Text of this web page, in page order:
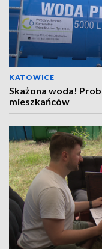
KATOWICE
Skażona woda!
mieszkańców